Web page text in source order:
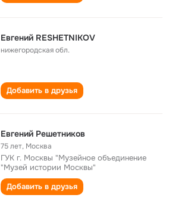
Eвгений RESHETNIKOV
нижегородская обл.
Добавить в друзья
Евгений Решетников
75 лет, Москва
ГУК г. Москвы "Музейное объединение
"Музей истории Москвы"
Добавить в друзья